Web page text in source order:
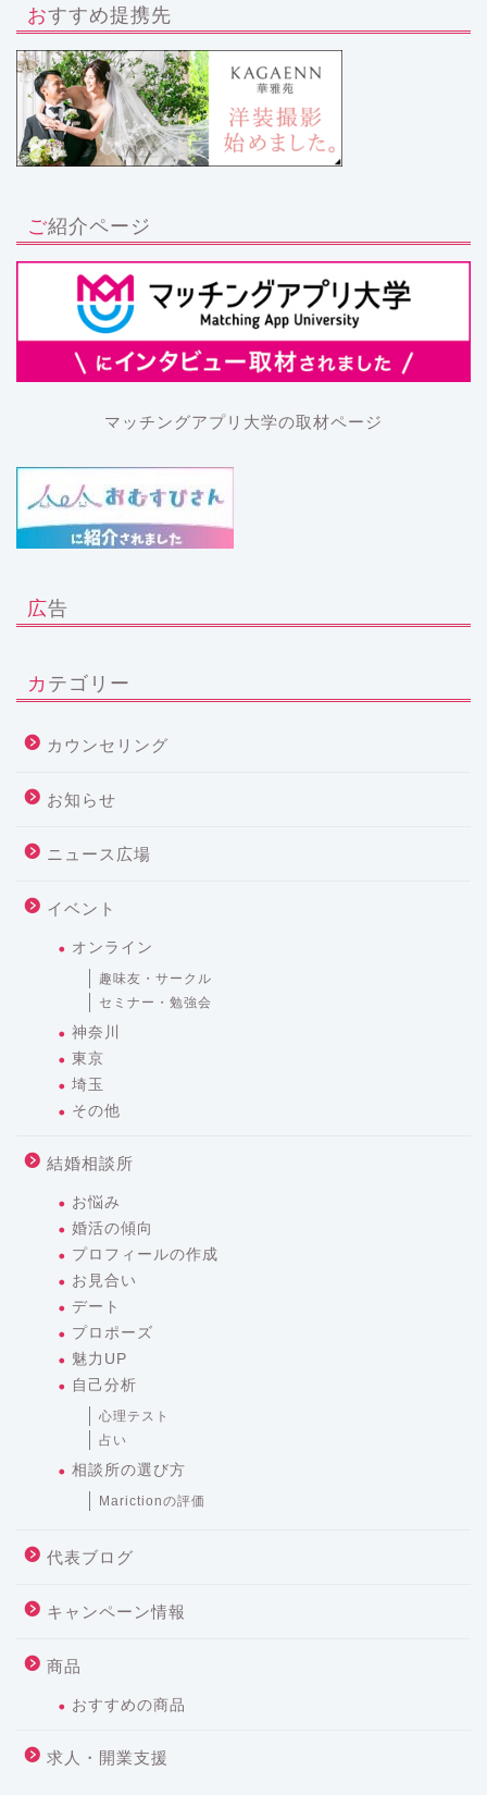
おすすめ提携先
ご紹介ページ
マッチングアプリ大学の取材ページ
広告
カテゴリー
カウンセリング
お知らせ
ニュース広場
イベント
オンライン
趣味友・サークル
セミナー・勉強会
神奈川
東京
埼玉
その他
結婚相談所
お悩み
婚活の傾向
プロフィールの作成
お見合い
デート
プロポーズ
魅力UP
自己分析
心理テスト
占い
相談所の選び方
Marictionの評価
代表ブログ
キャンペーン情報
商品
おすすめの商品
求人・開業支援